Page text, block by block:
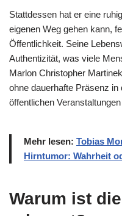
Stattdessen hat er eine
eigenen Weg gehen kann,
Öffentlichkeit. Seine
Authentizität, was viele
Marlon Christopher
ohne dauerhafte Präsenz
öffentlichen
Mehr lesen: Tobias
Hirntumor: Wahrheit
Warum ist